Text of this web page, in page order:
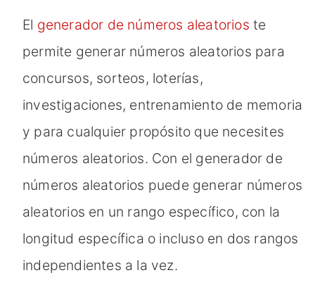
El generador de números aleatorios te
permite generar números aleatorios para
concursos, sorteos, loterías,
investigaciones, entrenamiento de memoria
y para cualquier propósito que necesites
números aleatorios. Con el generador de
números aleatorios puede generar números
aleatorios en un rango específico, con la
longitud específica o incluso en dos rangos
independientes a la vez.